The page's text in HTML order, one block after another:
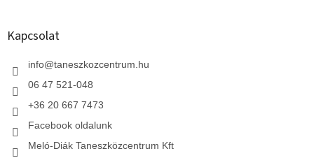
Kapcsolat
info@taneszkozcentrum.hu
06 47 521-048
+36 20 667 7473
Facebook oldalunk
Meló-Diák Taneszközcentrum Kft